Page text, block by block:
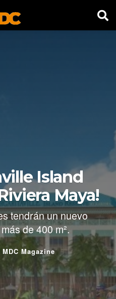
Island
Maya!
tendrán un nuevo
de 400 m².
Magazine